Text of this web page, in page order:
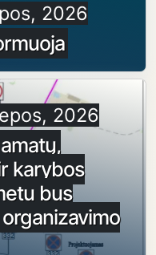
2026
2026
karybos
bus